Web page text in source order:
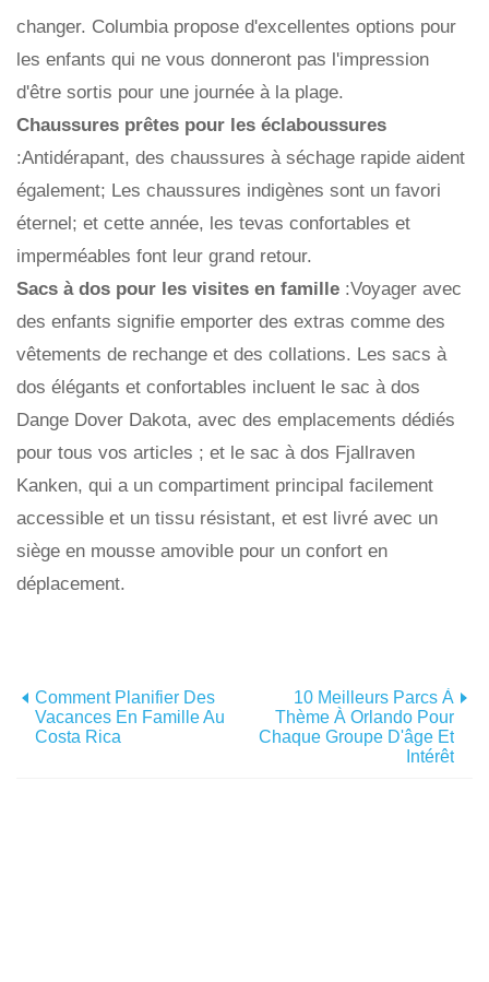
changer. Columbia propose d'excellentes options pour
les enfants qui ne vous donneront pas l'impression
d'être sortis pour une journée à la plage.
Chaussures prêtes pour les éclaboussures
:Antidérapant, des chaussures à séchage rapide aident
également; Les chaussures indigènes sont un favori
éternel; et cette année, les tevas confortables et
imperméables font leur grand retour.
Sacs à dos pour les visites en famille :Voyager avec
des enfants signifie emporter des extras comme des
vêtements de rechange et des collations. Les sacs à
dos élégants et confortables incluent le sac à dos
Dange Dover Dakota, avec des emplacements dédiés
pour tous vos articles ; et le sac à dos Fjallraven
Kanken, qui a un compartiment principal facilement
accessible et un tissu résistant, et est livré avec un
siège en mousse amovible pour un confort en
déplacement.
Comment Planifier Des
Vacances En Famille Au
Costa Rica
10 Meilleurs Parcs À
Thème À Orlando Pour
Chaque Groupe D'âge Et
Intérêt